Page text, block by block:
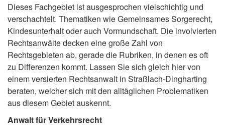
Dieses Fachgebiet ist ausgesprochen vielschichtig und
verschachtelt. Thematiken wie Gemeinsames Sorgerecht,
Kindesunterhalt oder auch Vormundschaft. Die involvierten
Rechtsanwälte decken eine große Zahl von
Rechtsgebieten ab, gerade die Rubriken, in denen es oft
zu Differenzen kommt. Lassen Sie sich gleich hier von
einem versierten Rechtsanwalt in Straßlach-Dingharting
beraten, welcher sich mit den alltäglichen Problematiken
aus diesem Gebiet auskennt.
Anwalt für Verkehrsrecht